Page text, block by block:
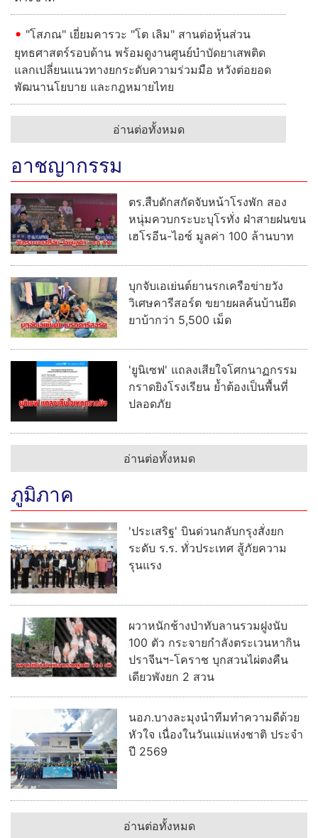
"โสภณ" เยี่ยมคารวะ "โต เลิม" สานต่อหุ้นส่วน
ยุทธศาสตร์รอบด้าน พร้อมดูงานศูนย์บำบัดยาเสพติด
แลกเปลี่ยนแนวทางยกระดับความร่วมมือ หวังต่อยอด
พัฒนานโยบาย และกฎหมายไทย
อ่านต่อทั้งหมด
อาชญากรรม
ตร.สืบดักสกัดจับหน้าโรงพัก สอง
หนุ่มควบกระบะบุโรทั่ง ฝ่าสายฝนขน
เฮโรอีน-ไอซ์ มูลค่า 100 ล้านบาท
บุกจับเอเย่นต์ยานรกเครือข่ายวัง
วิเศษคารีสอร์ต ขยายผลค้นบ้านยึด
ยาบ้ากว่า 5,500 เม็ด
'ยูนิเซฟ' แถลงเสียใจโศกนาฏกรรม
กราดยิงโรงเรียน ย้ำต้องเป็นพื้นที่
ปลอดภัย
อ่านต่อทั้งหมด
ภูมิภาค
'ประเสริฐ' บินด่วนกลับกรุงสั่งยก
ระดับ ร.ร. ทั่วประเทศ สู้ภัยความ
รุนแรง
ผวาหนักช้างป่าทับลานรวมฝูงนับ
100 ตัว กระจายกำลังตระเวนหากิน
ปราจีนฯ-โคราช บุกสวนไผ่ตงคืน
เดียวพังยก 2 สวน
นอภ.บางละมุงนำทีมทำความดีด้วย
หัวใจ เนื่องในวันแม่แห่งชาติ ประจำ
ปี 2569
อ่านต่อทั้งหมด